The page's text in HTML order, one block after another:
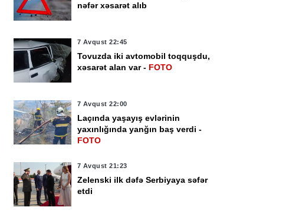
nəfər xəsarət alıb
7 Avqust 22:45
Tovuzda iki avtomobil toqquşdu,
xəsarət alan var - FOTO
7 Avqust 22:00
Laçında yaşayış evlərinin
yaxınlığında yanğın baş verdi -
FOTO
7 Avqust 21:23
Zelenski ilk dəfə Serbiyaya səfər
etdi